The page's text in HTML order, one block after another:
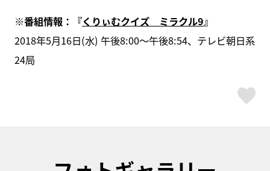
※番組情報：『くりぃむクイズ ミラクル9』
2018年5月16日(水) 午後8:00～午後8:54、テレビ朝日系
24局